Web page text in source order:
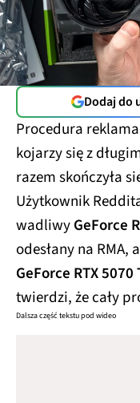
Dodaj do
Procedura
kojarzy się z
razem skończyła
Użytkownik
wadliwyGeForce
odesłany na RMA,
GeForce RTX 5070
twierdzi, że cały
Dalsza część tekstu pod wideo